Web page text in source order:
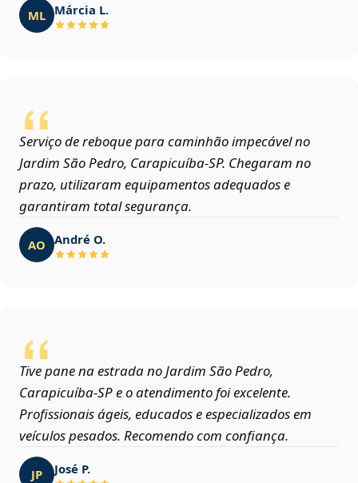
ML Márcia L.
Serviço de reboque para caminhão impecável no
Jardim São Pedro, Carapicuíba‑SP. Chegaram no
prazo, utilizaram equipamentos adequados e
garantiram total segurança.
AO André O.
Tive pane na estrada no Jardim São Pedro,
Carapicuíba‑SP e o atendimento foi excelente.
Profissionais ágeis, educados e especializados em
veículos pesados. Recomendo com confiança.
JP José P.